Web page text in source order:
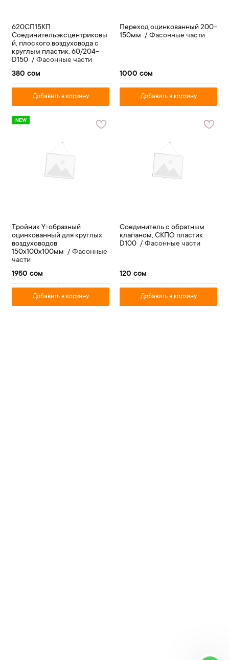
620СП15КП
Соединительэксцентриковы
й, плоского воздуховода с
круглым пластик, 60/204-
D150
Фасонные части
380 сом
Добавить в корзину
Переход оцинкованный 200-
150мм
Фасонные части
1000 сом
Добавить в корзину
NEW
Тройник Y-образный
оцинкованный для круглых
воздуховодов
150х100х100мм
Фасонные
части
1950 сом
Добавить в корзину
Соединитель с обратным
клапаном, СКПО пластик
D100
Фасонные части
120 сом
Добавить в корзину